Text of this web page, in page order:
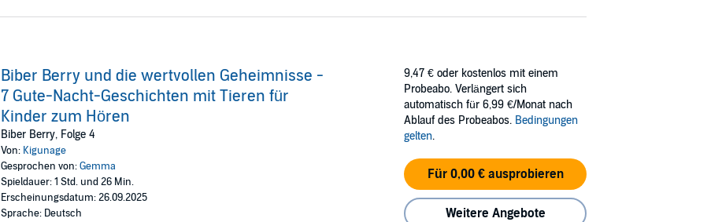
Biber Berry und die wertvollen Geheimnisse -
7 Gute-Nacht-Geschichten mit Tieren für
Kinder zum Hören
Biber Berry, Folge 4
Von: Kigunage
Gesprochen von:Gemma
Spieldauer: 1 Std. und 26 Min.
Erscheinungsdatum: 26.09.2025
Sprache: Deutsch
9,47 € oder kostenlos mit einem
Probeabo. Verlängert sich
automatisch für 6,99 €/Monat nach
Ablauf des Probeabos. Bedingungen
gelten.
Für 0,00 € ausprobieren
Weitere Angebote